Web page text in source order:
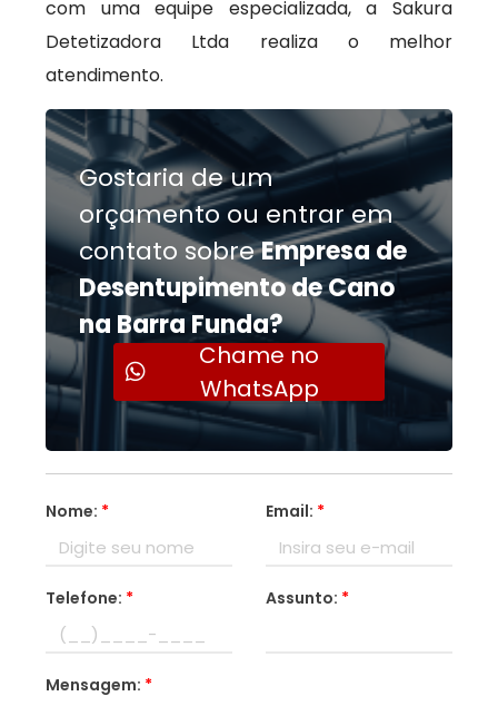
com uma equipe especializada, a Sakura
Detetizadora Ltda realiza o melhor
atendimento.
Gostaria de um
orçamento ou entrar em
contato sobreEmpresa de
Desentupimento de Cano
na Barra Funda?
Chame no
WhatsApp
Nome: * Email: *
Telefone: * Assunto: *
Mensagem: *